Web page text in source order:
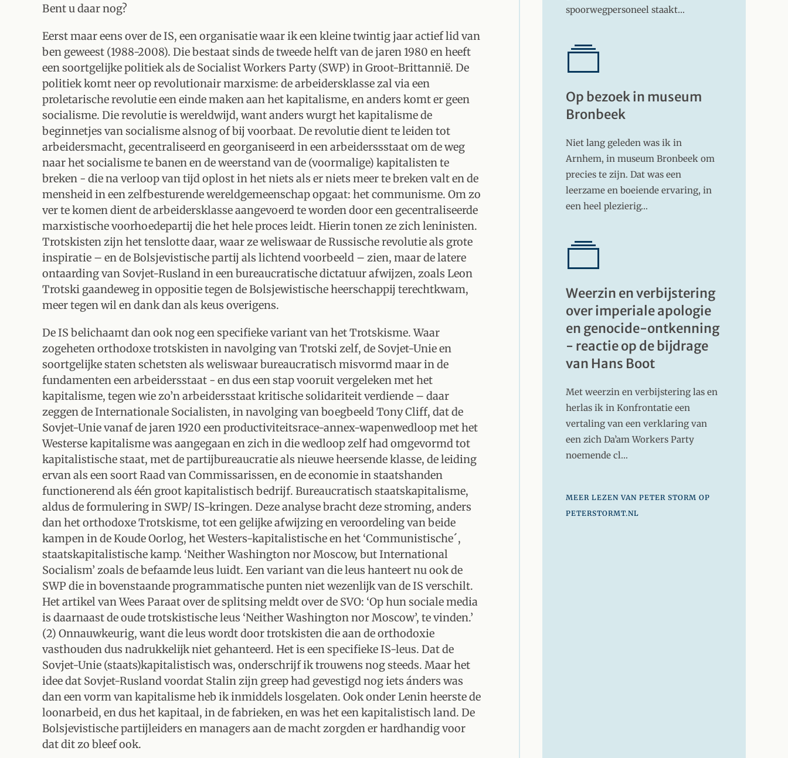
Bent u daar nog?
Eerst maar eens over de IS, een organisatie waar ik een kleine twintig jaar actief lid van
ben geweest (1988-2008). Die bestaat sinds de tweede helft van de jaren 1980 en heeft
een soortgelijke politiek als de Socialist Workers Party (SWP) in Groot-Brittannië. De
politiek komt neer op revolutionair marxisme: de arbeidersklasse zal via een
proletarische revolutie een einde maken aan het kapitalisme, en anders komt er geen
socialisme. Die revolutie is wereldwijd, want anders wurgt het kapitalisme de
beginnetjes van socialisme alsnog of bij voorbaat. De revolutie dient te leiden tot
arbeidersmacht, gecentraliseerd en georganiseerd in een arbeiderssstaat om de weg
naar het socialisme te banen en de weerstand van de (voormalige) kapitalisten te
breken - die na verloop van tijd oplost in het niets als er niets meer te breken valt en de
mensheid in een zelfbesturende wereldgemeenschap opgaat: het communisme. Om zo
ver te komen dient de arbeidersklasse aangevoerd te worden door een gecentraliseerde
marxistische voorhoedepartij die het hele proces leidt. Hierin tonen ze zich leninisten.
Trotskisten zijn het tenslotte daar, waar ze weliswaar de Russische revolutie als grote
inspiratie – en de Bolsjevistische partij als lichtend voorbeeld – zien, maar de latere
ontaarding van Sovjet-Rusland in een bureaucratische dictatuur afwijzen, zoals Leon
Trotski gaandeweg in oppositie tegen de Bolsjewistische heerschappij terechtkwam,
meer tegen wil en dank dan als keus overigens.
De IS belichaamt dan ook nog een specifieke variant van het Trotskisme. Waar
zogeheten orthodoxe trotskisten in navolging van Trotski zelf, de Sovjet-Unie en
soortgelijke staten schetsten als weliswaar bureaucratisch misvormd maar in de
fundamenten een arbeidersstaat - en dus een stap vooruit vergeleken met het
kapitalisme, tegen wie zo’n arbeidersstaat kritische solidariteit verdiende – daar
zeggen de Internationale Socialisten, in navolging van boegbeeld Tony Cliff, dat de
Sovjet-Unie vanaf de jaren 1920 een productiviteitsrace-annex-wapenwedloop met het
Westerse kapitalisme was aangegaan en zich in die wedloop zelf had omgevormd tot
kapitalistische staat, met de partijbureaucratie als nieuwe heersende klasse, de leiding
ervan als een soort Raad van Commissarissen, en de economie in staatshanden
functionerend als één groot kapitalistisch bedrijf. Bureaucratisch staatskapitalisme,
aldus de formulering in SWP/ IS-kringen. Deze analyse bracht deze stroming, anders
dan het orthodoxe Trotskisme, tot een gelijke afwijzing en veroordeling van beide
kampen in de Koude Oorlog, het Westers-kapitalistische en het ‘Communistische´,
staatskapitalistische kamp. ‘Neither Washington nor Moscow, but International
Socialism’ zoals de befaamde leus luidt. Een variant van die leus hanteert nu ook de
SWP die in bovenstaande programmatische punten niet wezenlijk van de IS verschilt.
Het artikel van Wees Paraat over de splitsing meldt over de SVO: ‘Op hun sociale media
is daarnaast de oude trotskistische leus ‘Neither Washington nor Moscow’, te vinden.’
(2) Onnauwkeurig, want die leus wordt door trotskisten die aan de orthodoxie
vasthouden dus nadrukkelijk niet gehanteerd. Het is een specifieke IS-leus. Dat de
Sovjet-Unie (staats)kapitalistisch was, onderschrijf ik trouwens nog steeds. Maar het
idee dat Sovjet-Rusland voordat Stalin zijn greep had gevestigd nog iets ánders was
dan een vorm van kapitalisme heb ik inmiddels losgelaten. Ook onder Lenin heerste de
loonarbeid, en dus het kapitaal, in de fabrieken, en was het een kapitalistisch land. De
Bolsjevistische partijleiders en managers aan de macht zorgden er hardhandig voor
dat dit zo bleef ook.
spoorwegpersoneel staakt…
Op bezoek in museum
Bronbeek
Niet lang geleden was ik in
Arnhem, in museum Bronbeek om
precies te zijn. Dat was een
leerzame en boeiende ervaring, in
een heel plezierig…
Weerzin en verbijstering
over imperiale apologie
en genocide-ontkenning
- reactie op de bijdrage
van Hans Boot
Met weerzin en verbijstering las en
herlas ik in Konfrontatie een
vertaling van een verklaring van
een zich Da’am Workers Party
noemende cl…
MEER LEZEN VAN PETER STORM OP
PETERSTORMT.NL